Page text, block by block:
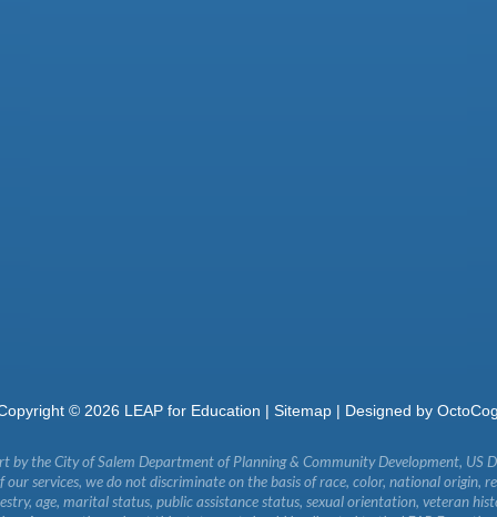
© 2026 LEAP for Education |Sitemap | Designed by
by the City of Salem Department of Planning & Community Development, US
services, we do not discriminate on the basis of race, color, national origin,
age, marital status, public assistance status, sexual orientation, veteran